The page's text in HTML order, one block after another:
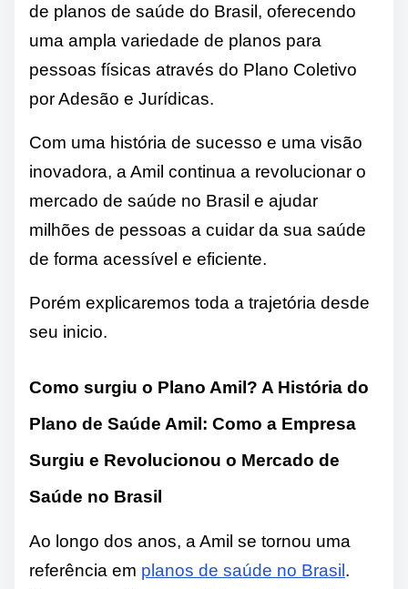
de planos de saúde do Brasil, oferecendo
uma ampla variedade de planos para
pessoas físicas através do Plano Coletivo
por Adesão e Jurídicas.
Com uma história de sucesso e uma visão
inovadora, a Amil continua a revolucionar o
mercado de saúde no Brasil e ajudar
milhões de pessoas a cuidar da sua saúde
de forma acessível e eficiente.
Porém explicaremos toda a trajetória desde
seu inicio.
Como surgiu o Plano Amil? A História do
Plano de Saúde Amil: Como a Empresa
Surgiu e Revolucionou o Mercado de
Saúde no Brasil
Ao longo dos anos, a Amil se tornou uma
referência em planos de saúde no Brasil .